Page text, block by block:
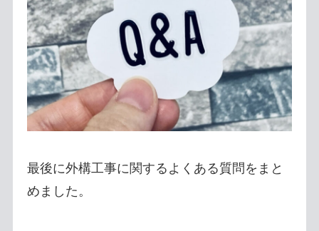
最後に外構工事に関するよくある質問をまと
めました。